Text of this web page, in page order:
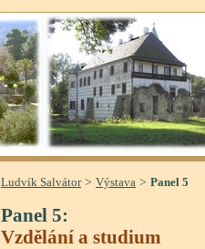
Ludvík Salvátor> Výstava > Panel 5
Panel 5:
Vzdělání a studium